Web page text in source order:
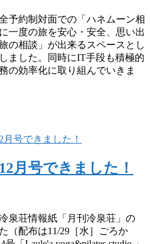
予約制対面での「ハネムーン相
一度の旅を安心・安全、思い出
の相談」が出来るスペースとし
ました。同時にIT手段も積極的
の効率化に取り組んでいきま
月号できました！
泉荘情報紙「月刊冷泉荘」の
（配布は11/29［水］ごろか